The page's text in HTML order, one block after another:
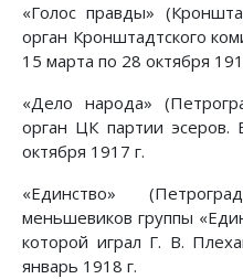
«Голос правды»
орган Кронштадтского
15 марта по 28 октября
«Дело народа»
орган ЦК партии
октября 1917 г.
«Единство»
меньшевиков группы
которой играл Г. В.
январь 1918 г.